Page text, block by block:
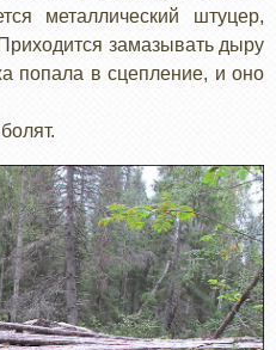
металлический штуцер,
замазывать дыру
попала в сцепление, и оно